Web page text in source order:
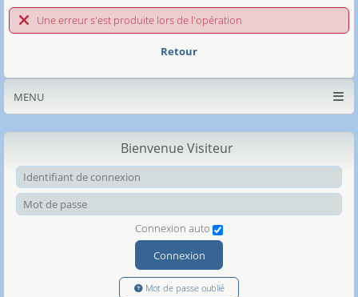
MENU
Bienvenue Visiteur
Connexion auto
Connexion
Mot de passe oublié
Une erreur s'est produite lors de l'opération
Retour